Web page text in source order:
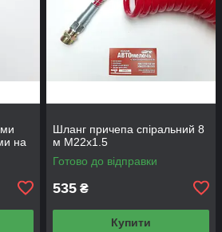
на
Шланг причепа спіральний 8
м М22x1.5
Готово до відправки
535 ₴
Купити